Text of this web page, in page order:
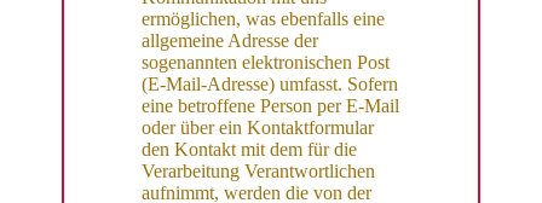
ermöglichen, was ebenfalls eine
allgemeine Adresse der
sogenannten elektronischen Post
(E-Mail-Adresse) umfasst. Sofern
eine betroffene Person per E-Mail
oder über ein Kontaktformular
den Kontakt mit dem für die
Verarbeitung Verantwortlichen
aufnimmt, werden die von der